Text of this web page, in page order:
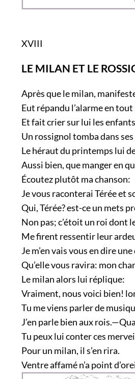
XVIII
LE MILAN ET LE
Après que le milan,
Eut répandu l’alarme en
Et fait crier sur lui les
Un rossignol tomba dans
Le héraut du printemps lui
Aussi bien, que manger en
Écoutez plutôt ma chanson:
Je vous raconterai Térée et
Qui, Térée? est-ce un mets
Non pas; c’étoit un roi dont
Me firent ressentir leur
Je m’en vais vous en dire
Qu’elle vous ravira: mon
Le milan alors lui réplique:
Vraiment, nous voici bien!
Tu me viens parler de
J’en parle bien aux
Tu peux lui conter ces
Pour un milan, il s’en rira.
Ventre affamé n’a point